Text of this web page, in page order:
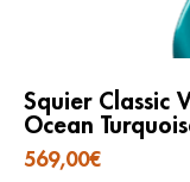
Squier Classic
Ocean
569,00€